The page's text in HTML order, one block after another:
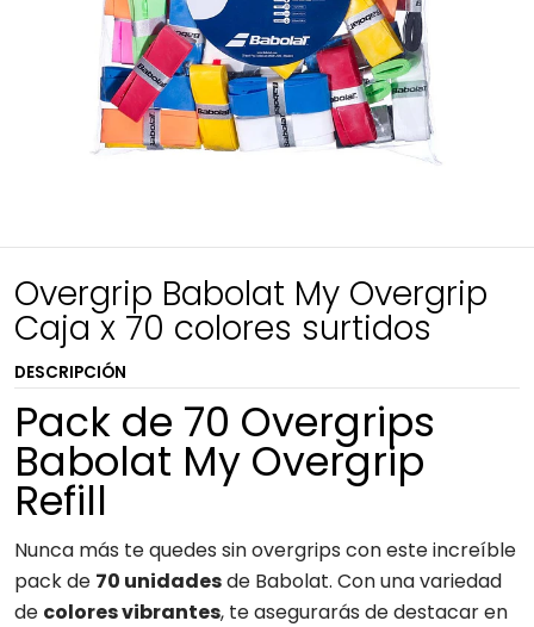
Overgrip Babolat My Overgrip
Caja x 70 colores surtidos
DESCRIPCIÓN
Pack de 70 Overgrips
Babolat My Overgrip
Refill
Nunca más te quedes sin overgrips con este increíble
pack de 70 unidadesde Babolat. Con una variedad
de colores vibrantes, te asegurarás de destacar en